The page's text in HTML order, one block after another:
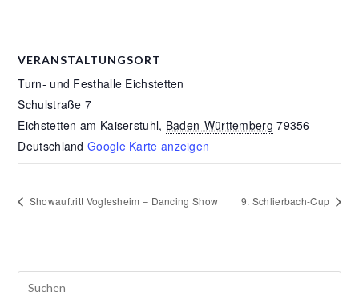
VERANSTALTUNGSORT
Turn- und Festhalle Eichstetten
Schulstraße 7
Eichstetten am Kaiserstuhl, Baden-Württemberg 79356
Deutschland Google Karte anzeigen
Showauftritt Voglesheim – Dancing Show 9. Schlierbach-Cup